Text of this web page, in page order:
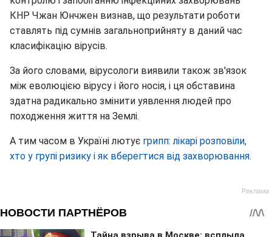
КНР Чжан Юнчжен визнав, що результати роботи
ставлять під сумнів загальноприйняту в даний час
класифікацію вірусів.
За його словами, вірусологи виявили також зв'язок
між еволюцією вірусу і його носія, і ця обставина
здатна радикально змінити уявлення людей про
походження життя на Землі.
А тим часом в Україні лютує грипп: лікарі розповіли,
хто у групі ризику і як вберегтися від захворювання.